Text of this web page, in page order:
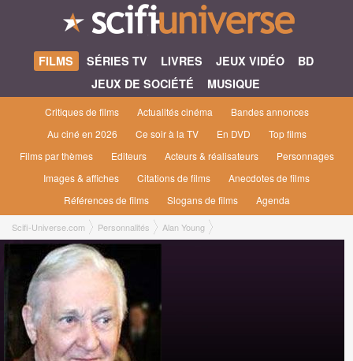
FILMS SÉRIES TV LIVRES JEUX VIDÉO
BD
JEUX DE SOCIÉTÉ
MUSIQUE
Critiques de films Actualités cinéma
Bandes annonces
Au ciné en 2026
Ce soir à la TV En DVD
Top films
Films par thèmes
Editeurs Acteurs & réalisateurs
Personnages
Images & affiches
Citations de films
Anecdotes de films
Références de films
Slogans de films Agenda
Scifi-Universe.com Personnalités Alan Young